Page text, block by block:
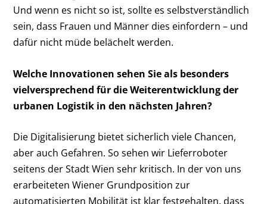
Und wenn es nicht so ist, sollte es selbstverständlich
sein, dass Frauen und Männer dies einfordern – und
dafür nicht müde belächelt werden.
Welche Innovationen sehen Sie als besonders
vielversprechend für die Weiterentwicklung der
urbanen Logistik in den nächsten Jahren?
Die Digitalisierung bietet sicherlich viele Chancen,
aber auch Gefahren. So sehen wir Lieferroboter
seitens der Stadt Wien sehr kritisch. In der von uns
erarbeiteten Wiener Grundposition zur
automatisierten Mobilität ist klar festgehalten, dass